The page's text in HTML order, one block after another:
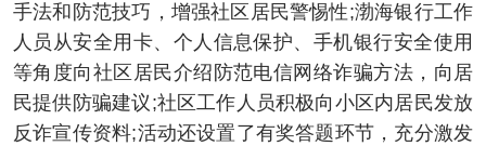
手法和防范技巧，增强社区居民警惕性;渤海银行工作
人员从安全用卡、个人信息保护、手机银行安全使用
等角度向社区居民介绍防范电信网络诈骗方法，向居
民提供防骗建议;社区工作人员积极向小区内居民发放
反诈宣传资料;活动还设置了有奖答题环节，充分激发